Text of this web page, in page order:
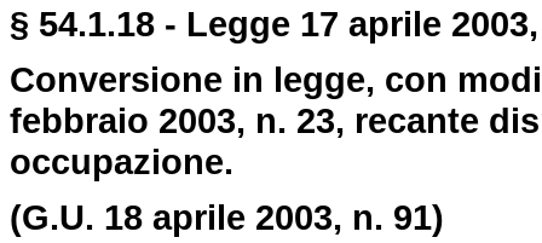
§ 54.1.18 - Legge 17 aprile
Conversione in legge, con
febbraio 2003, n. 23, recante
occupazione.
(G.U. 18 aprile 2003, n. 91)